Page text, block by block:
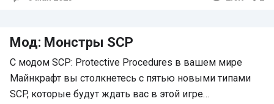
Мод: Монстры SCP
С модом SCP: Protective Procedures в вашем мире
Майнкрафт вы столкнетесь с пятью новыми типами
SCP, которые будут ждать вас в этой игре…